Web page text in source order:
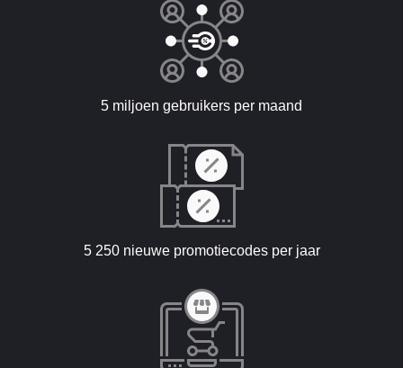
5 miljoen gebruikers per maand
5 250 nieuwe promotiecodes per jaar